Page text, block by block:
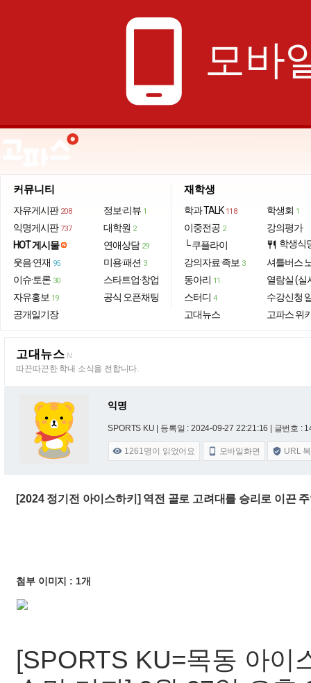
phone_android 모바
커뮤니티
자유게시판 208
익명게시판 737
HOT 게시물
웃음·연재 95
이슈·토론 30
자유홍보 19
공개일기장
정보·리뷰 1
대학원 2
연애상담 29
미용·패션 3
스타트업·창업
공식 오픈채팅
재학생
학과 TALK 118
이중전공 2
└ 쿠플라이
강의자료·족보 3
동아리 11
스터디 4
고대뉴스
학생회 1
강의평가
restaurant 학생식
셔틀버스
열람실 (실
수강신청
고파스 위
고대뉴스 N
따끈따끈한 학내 소식을 전합니다.
익명
SPORTS KU | 등록일 : 2024-09-27 22:21:16 | 글번호 :
 1261명이 읽었어요  모바일화면  URL
[2024 정기전 아이스하키] 역전 골로 고려대를 승리로 이끈
첨부 이미지 : 1개
[SPORTS KU=목동 아이